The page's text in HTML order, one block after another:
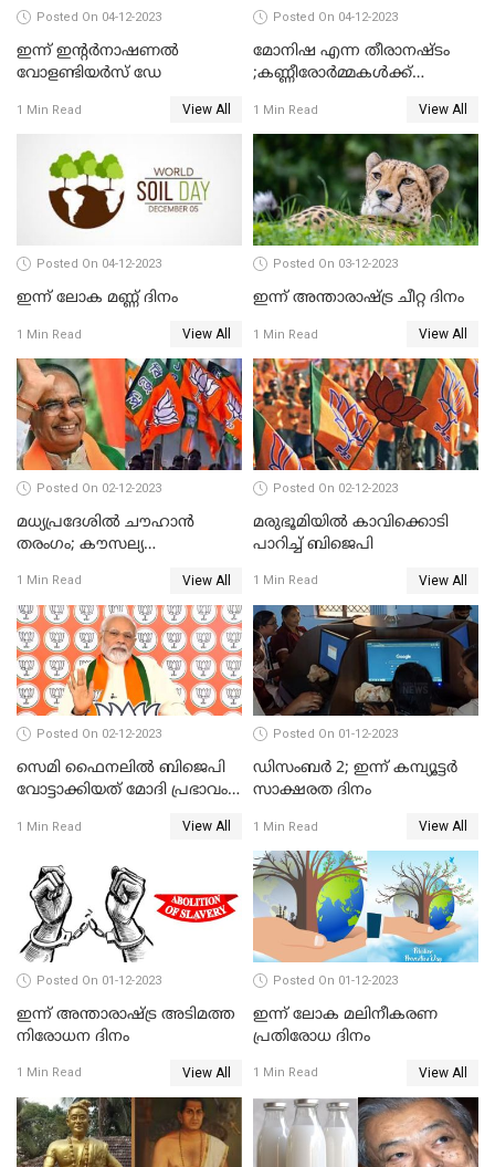
Posted On 04-12-2023
ഇന്ന് ഇന്റര്‍നാഷണല്‍
വോളണ്ടിയര്‍സ് ഡേ
1 Min Read View All
Posted On 04-12-2023
മോനിഷ എന്ന തീരാനഷ്ടം
;കണ്ണീരോർമ്മകൾക്ക്
1 Min Read View All
Posted On 04-12-2023
ഇന്ന് ലോക മണ്ണ് ദിനം
1 Min Read View All
Posted On 03-12-2023
ഇന്ന് അന്താരാഷ്ട്ര ചീറ്റ ദിനം
1 Min Read View All
Posted On 02-12-2023
മധ്യപ്രദേശിൽ ചൗഹാൻ
തരംഗം; കൗസല്യ
ചാലിസയ്ക്കും
രക്ഷിക്കാനാവാത്ത
കോൺഗ്രസ്
1 Min Read View All
Posted On 02-12-2023
മരുഭൂമിയില്‍ കാവിക്കൊടി
പാറിച്ച് ബിജെപി
1 Min Read View All
Posted On 02-12-2023
സെമി ഫൈനലില്‍ ബിജെപി
വോട്ടാക്കിയത് മോദി പ്രഭാവം
1 Min Read View All
Posted On 01-12-2023
ഡിസംബര്‍ 2; ഇന്ന്‌ കമ്പ്യൂട്ടര്‍
സാക്ഷരത ദിനം
1 Min Read View All
Posted On 01-12-2023
ഇന്ന് അന്താരാഷ്ട്ര അടിമത്ത
നിരോധന ദിനം
1 Min Read View All
Posted On 01-12-2023
ഇന്ന് ലോക മലിനീകരണ
പ്രതിരോധ ദിനം
1 Min Read View All